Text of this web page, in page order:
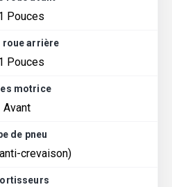
Pouces
roue arrière
Pouces
motrice
Avant
de pneu
crevaison)